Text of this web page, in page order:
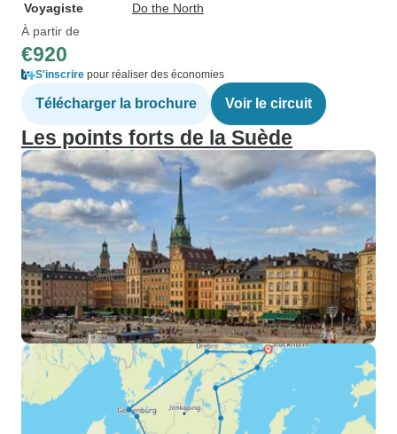
Voyagiste
Do the North
À partir de
€920
S'inscrire pour réaliser des économies
Télécharger la brochure Voir le circuit
Les points forts de la Suède